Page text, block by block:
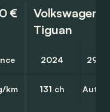
€
km
Volkswagen
Tiguan
2024 29
131 ch